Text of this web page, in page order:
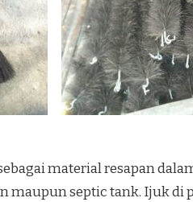
material resapan
maupun septic tank. Ijuk di